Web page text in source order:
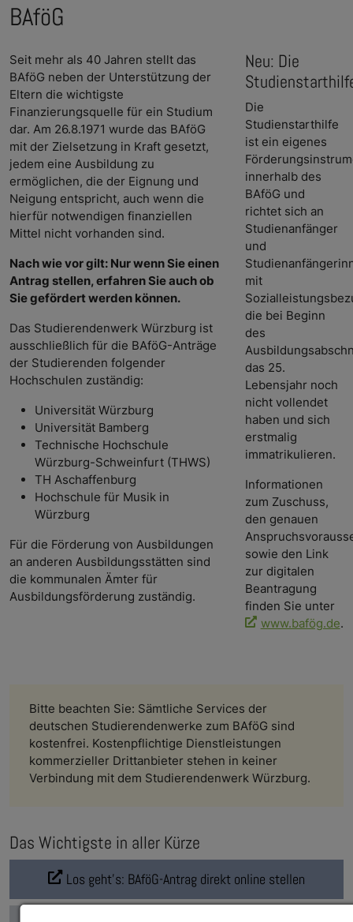
BAföG
Seit mehr als 40 Jahren stellt das
BAföG neben der Unterstützung der
Eltern die wichtigste
Finanzierungsquelle für ein Studium
dar. Am 26.8.1971 wurde das BAföG
mit der Zielsetzung in Kraft gesetzt,
jedem eine Ausbildung zu
ermöglichen, die der Eignung und
Neigung entspricht, auch wenn die
hierfür notwendigen finanziellen
Mittel nicht vorhanden sind.
Nach wie vor gilt: Nur wenn Sie einen
Antrag stellen, erfahren Sie auch ob
Sie gefördert werden können.
Das Studierendenwerk Würzburg ist
ausschließlich für die BAföG-Anträge
der Studierenden folgender
Hochschulen zuständig:
Universität Würzburg
Universität Bamberg
Technische Hochschule
Würzburg-Schweinfurt (THWS)
TH Aschaffenburg
Hochschule für Musik in
Würzburg
Für die Förderung von Ausbildungen
an anderen Ausbildungsstätten sind
die kommunalen Ämter für
Ausbildungsförderung zuständig.
Neu: Die
Die
Studienstarthilfe
ist ein eigenes
innerhalb des
BAföG und
richtet sich an
Studienanfänger
und
mit
die bei Beginn
des
das 25.
Lebensjahr noch
nicht vollendet
haben und sich
erstmalig
immatrikulieren.
Informationen
zum Zuschuss,
den genauen
sowie den Link
zur digitalen
Beantragung
finden Sie unter
www.bafög.de.
Bitte beachten Sie: Sämtliche Services der
deutschen Studierendenwerke zum BAföG sind
kostenfrei. Kostenpflichtige Dienstleistungen
kommerzieller Drittanbieter stehen in keiner
Verbindung mit dem Studierendenwerk Würzburg.
Das Wichtigste in aller Kürze
Los geht's: BAföG-Antrag direkt online stellen